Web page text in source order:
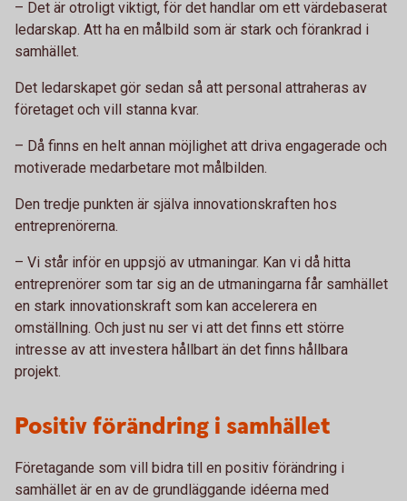
– Det är otroligt viktigt, för det handlar om ett värdebaserat
ledarskap. Att ha en målbild som är stark och förankrad i
samhället.
Det ledarskapet gör sedan så att personal attraheras av
företaget och vill stanna kvar.
– Då finns en helt annan möjlighet att driva engagerade och
motiverade medarbetare mot målbilden.
Den tredje punkten är själva innovationskraften hos
entreprenörerna.
– Vi står inför en uppsjö av utmaningar. Kan vi då hitta
entreprenörer som tar sig an de utmaningarna får samhället
en stark innovationskraft som kan accelerera en
omställning. Och just nu ser vi att det finns ett större
intresse av att investera hållbart än det finns hållbara
projekt.
Positiv förändring i samhället
Företagande som vill bidra till en positiv förändring i
samhället är en av de grundläggande idéerna med